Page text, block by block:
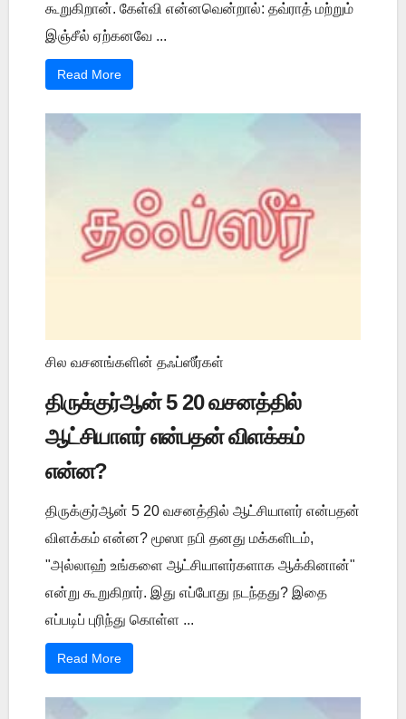
கூறுகிறான். கேள்வி என்னவென்றால்: தவ்ராத் மற்றும்
இஞ்சீல் ஏற்கனவே ...
Read More
சில வசனங்களின் தஃப்ஸீர்கள்
திருக்குர்ஆன் 5 20 வசனத்தில்
ஆட்சியாளர் என்பதன் விளக்கம்
என்ன?
திருக்குர்ஆன் 5 20 வசனத்தில் ஆட்சியாளர் என்பதன்
விளக்கம் என்ன? மூஸா நபி தனது மக்களிடம்,
"அல்லாஹ் உங்களை ஆட்சியாளர்களாக ஆக்கினான்"
என்று கூறுகிறார். இது எப்போது நடந்தது? இதை
எப்படிப் புரிந்து கொள்ள ...
Read More